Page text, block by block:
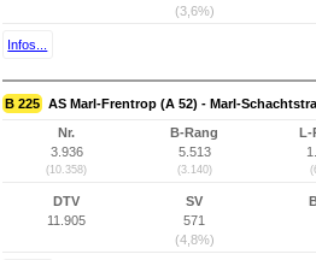
(3,6%)
Infos...
B 225 AS Marl-Frentrop (A 52) - Marl-
Nr.
3.936
(10.358)
B-Rang
5.513
(3.140)
DTV
11.905
SV
571
(4,8%)